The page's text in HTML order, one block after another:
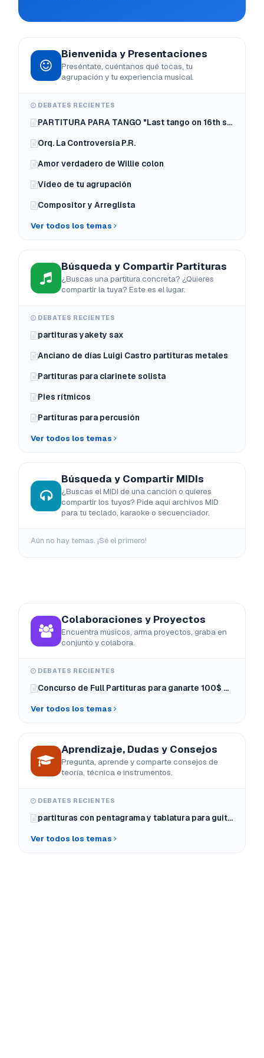
Bienvenida y Presentaciones
Preséntate, cuéntanos qué tocas, tu
agrupación y tu experiencia musical.
DEBATES RECIENTES
PARTITURA PARA TANGO "Last tango on 16th street" de Boz Scaggs
Orq. La Controversia P.R.
Amor verdadero de Willie colon
Vídeo de tu agrupación
Compositor y Arreglista
Ver todos los temas
Búsqueda y Compartir Partituras
¿Buscas una partitura concreta? ¿Quieres
compartir la tuya? Este es el lugar.
DEBATES RECIENTES
partituras yakety sax
Anciano de días Luigi Castro partituras metales
Partituras para clarinete solista
Pies rítmicos
Partituras para percusión
Ver todos los temas
Búsqueda y Compartir MIDIs
¿Buscas el MIDI de una canción o quieres
compartir los tuyos? Pide aquí archivos MID
para tu teclado, karaoke o secuenciador.
Aún no hay temas. ¡Sé el primero!
Colaboraciones y Proyectos
Encuentra músicos, arma proyectos, graba en
conjunto y colabora.
DEBATES RECIENTES
Concurso de Full Partituras para ganarte 100$ dólares
Ver todos los temas
Aprendizaje, Dudas y Consejos
Pregunta, aprende y comparte consejos de
teoría, técnica e instrumentos.
DEBATES RECIENTES
partituras con pentagrama y tablatura para guitarra
Ver todos los temas